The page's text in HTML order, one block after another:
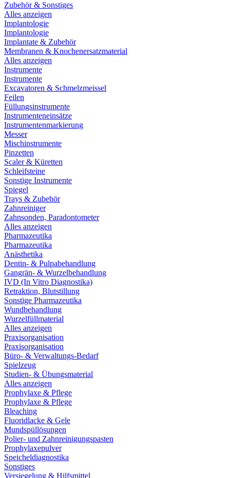
Zubehör & Sonstiges
Alles anzeigen
Implantologie
Implantologie
Implantate & Zubehör
Membranen & Knochenersatzmaterial
Alles anzeigen
Instrumente
Instrumente
Excavatoren & Schmelzmeissel
Feilen
Füllungsinstrumente
Instrumenteneinsätze
Instrumentenmarkierung
Messer
Mischinstrumente
Pinzetten
Scaler & Küretten
Schleifsteine
Sonstige Instrumente
Spiegel
Trays & Zubehör
Zahnreiniger
Zahnsonden, Paradontometer
Alles anzeigen
Pharmazeutika
Pharmazeutika
Anästhetika
Dentin- & Pulpabehandlung
Gangrän- & Wurzelbehandlung
IVD (In Vitro Diagnostika)
Retraktion, Blutstillung
Sonstige Pharmazeutika
Wundbehandlung
Wurzelfüllmaterial
Alles anzeigen
Praxisorganisation
Praxisorganisation
Büro- & Verwaltungs-Bedarf
Spielzeug
Studien- & Übungsmaterial
Alles anzeigen
Prophylaxe & Pflege
Prophylaxe & Pflege
Bleaching
Fluoridlacke & Gele
Mundspüllösungen
Polier- und Zahnreinigungspasten
Prophylaxepulver
Speicheldiagnostika
Sonstiges
Versiegelung & Hilfsmittel